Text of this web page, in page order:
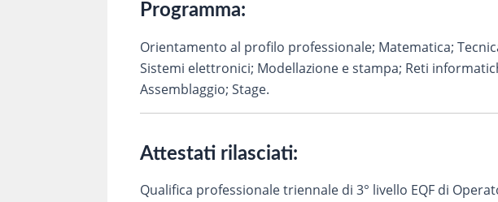
Programma:
Orientamento al profilo professionale; Matematica;
Sistemi elettronici; Modellazione e stampa; Reti
Assemblaggio; Stage.
Attestati rilasciati:
Qualifica professionale triennale di 3° livello EQF di